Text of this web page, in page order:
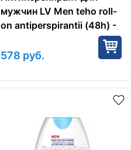
мужчин LV Men teho roll-
on antiperspirantii (48h) -
578 руб.